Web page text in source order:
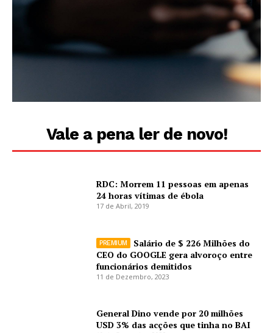
Vale a pena ler de novo!
RDC: Morrem 11 pessoas em apenas
24 horas vítimas de ébola
17 de Abril, 2019
Salário de $ 226 Milhões do
CEO do GOOGLE gera alvoroço entre
funcionários demitidos
11 de Dezembro, 2023
General Dino vende por 20 milhões
USD 3% das acções que tinha no BAI